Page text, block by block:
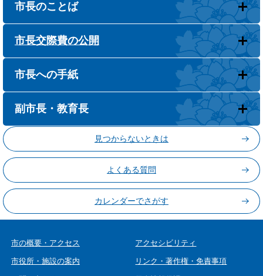
市長のことば
市長交際費の公開
市長への手紙
副市長・教育長
見つからないときは
よくある質問
カレンダーでさがす
市の概要・アクセス
市役所・施設の案内
アクセシビリティ
リンク・著作権・免責事項